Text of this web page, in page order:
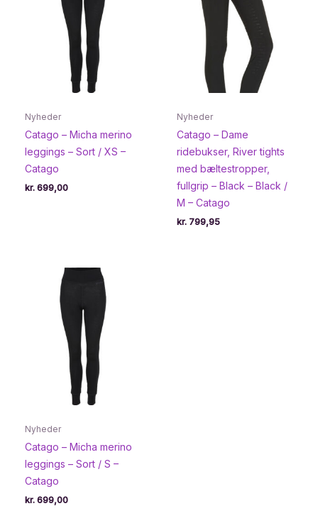
Nyheder
Catago – Micha merino
leggings – Sort / XS –
Catago
kr. 699,00
Nyheder
Catago – Dame
ridebukser, River tights
med bæltestropper,
fullgrip – Black – Black /
M – Catago
kr. 799,95
Nyheder
Catago – Micha merino
leggings – Sort / S –
Catago
kr. 699,00